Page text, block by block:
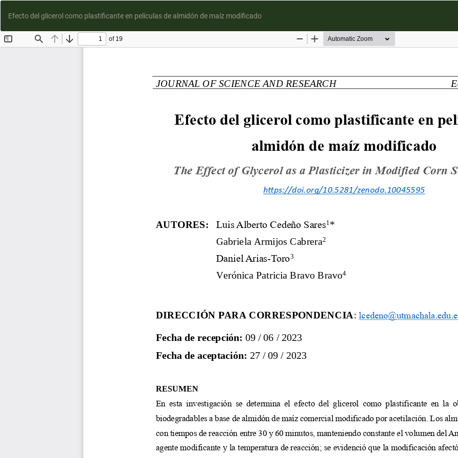
Efecto del glicerol como plastificante en películas de almidón de maíz modificado